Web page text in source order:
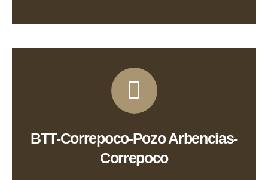
BTT-Correpoco-Pozo Arbencias-
Correpoco